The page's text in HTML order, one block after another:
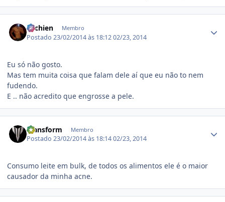
ritchien Membro
Postado23/02/2014 às 18:1202/23, 2014
Eu só não gosto.
Mas tem muita coisa que falam dele aí que eu não to nem
fudendo.
E .. não acredito que engrosse a pele.
Transform Membro
Postado23/02/2014 às 18:1402/23, 2014
Consumo leite em bulk, de todos os alimentos ele é o maior
causador da minha acne.